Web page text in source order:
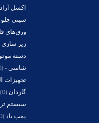
اکسل
سینی جلو
ورق‌های
زیر سازی
دسته
شاسی -(0)
تجهیزات
گاردان (0)
سیستم
پمپ باد(0)